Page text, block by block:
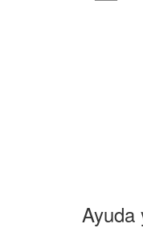
Ayuda